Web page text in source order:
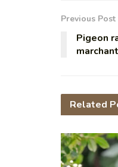
Previous Post
Pigeon
Related